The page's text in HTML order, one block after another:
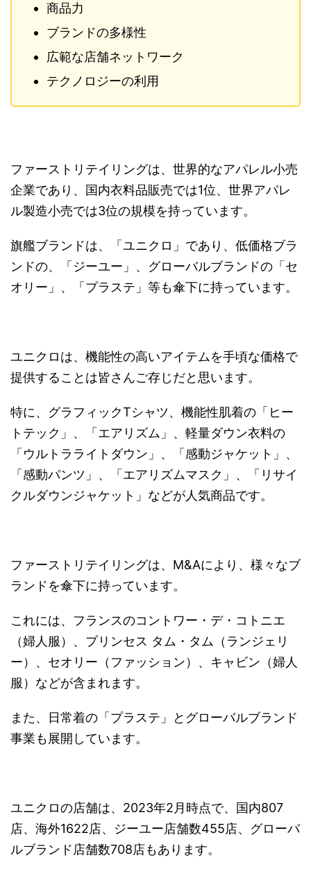
商品力
ブランドの多様性
広範な店舗ネットワーク
テクノロジーの利用
ファーストリテイリングは、世界的なアパレル小売
企業であり、国内衣料品販売では1位、世界アパレ
ル製造小売では3位の規模を持っています。
旗艦ブランドは、「ユニクロ」であり、低価格ブラ
ンドの、「ジーユー」、グローバルブランドの「セ
オリー」、「プラステ」等も傘下に持っています。
ユニクロは、機能性の高いアイテムを手頃な価格で
提供することは皆さんご存じだと思います。
特に、グラフィックTシャツ、機能性肌着の「ヒー
トテック」、「エアリズム」、軽量ダウン衣料の
「ウルトラライトダウン」、「感動ジャケット」、
「感動パンツ」、「エアリズムマスク」、「リサイ
クルダウンジャケット」などが人気商品です。
ファーストリテイリングは、M&Aにより、様々なブ
ランドを傘下に持っています。
これには、フランスのコントワー・デ・コトニエ
（婦人服）、プリンセス タム・タム（ランジェリ
ー）、セオリー（ファッション）、キャビン（婦人
服）などが含まれます。
また、日常着の「プラステ」とグローバルブランド
事業も展開しています。
ユニクロの店舗は、2023年2月時点で、国内807
店、海外1622店、ジーユー店舗数455店、グローバ
ルブランド店舗数708店もあります。